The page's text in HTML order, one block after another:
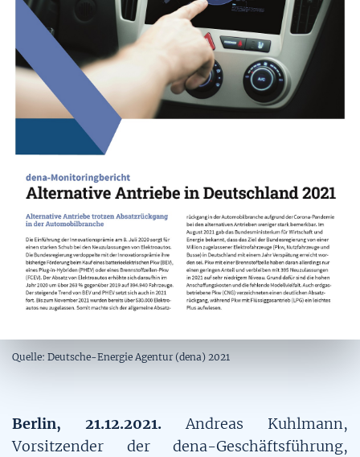
CO2-Preis
Tool: Pkw-Kostenrechner
Tool: Pkw Energie Check
Alternative Kraftstoffe
Alternative Kraftstoffe
Quelle: Deutsche-Energie Agentur (dena) 2021
Berlin, 21.12.2021. Andreas Kuhlmann,
Vorsitzender der dena-Geschäftsführung,